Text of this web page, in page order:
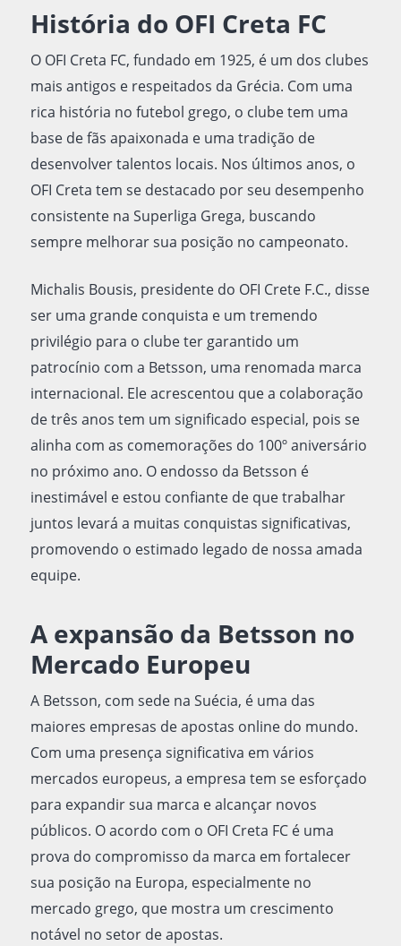
História do OFI Creta FC
O OFI Creta FC, fundado em 1925, é um dos clubes
mais antigos e respeitados da Grécia. Com uma
rica história no futebol grego, o clube tem uma
base de fãs apaixonada e uma tradição de
desenvolver talentos locais. Nos últimos anos, o
OFI Creta tem se destacado por seu desempenho
consistente na Superliga Grega, buscando
sempre melhorar sua posição no campeonato.
Michalis Bousis, presidente do OFI Crete F.C., disse
ser uma grande conquista e um tremendo
privilégio para o clube ter garantido um
patrocínio com a Betsson, uma renomada marca
internacional. Ele acrescentou que a colaboração
de três anos tem um significado especial, pois se
alinha com as comemorações do 100º aniversário
no próximo ano. O endosso da Betsson é
inestimável e estou confiante de que trabalhar
juntos levará a muitas conquistas significativas,
promovendo o estimado legado de nossa amada
equipe.
A expansão da Betsson no
Mercado Europeu
A Betsson, com sede na Suécia, é uma das
maiores empresas de apostas online do mundo.
Com uma presença significativa em vários
mercados europeus, a empresa tem se esforçado
para expandir sua marca e alcançar novos
públicos. O acordo com o OFI Creta FC é uma
prova do compromisso da marca em fortalecer
sua posição na Europa, especialmente no
mercado grego, que mostra um crescimento
notável no setor de apostas.